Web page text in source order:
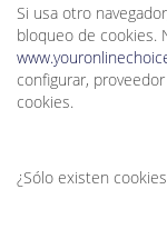
Si usa otro
bloqueo de cookies.
configurar,
cookies.
¿Sólo existen